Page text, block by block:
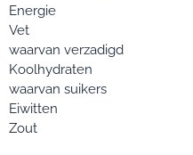
Energie
Vet
waarvan verzadigd
Koolhydraten
waarvan suikers
Eiwitten
Zout